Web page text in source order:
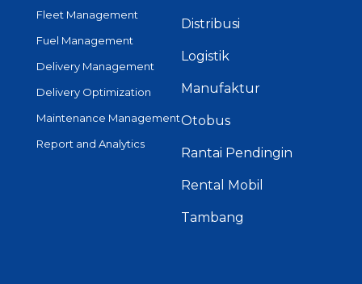
Fleet Management
Fuel Management
Delivery Management
Delivery Optimization
Maintenance Management
Report and Analytics
Distribusi
Logistik
Manufaktur
Otobus
Rantai Pendingin
Rental Mobil
Tambang